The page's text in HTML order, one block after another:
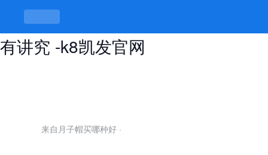
南昌下罗村巷子是干嘛的，巷巷内里
有讲究 -k8凯发官网
来自月子帽买哪种好 ·